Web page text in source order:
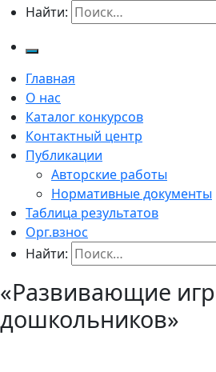
Найти:
Главная
О нас
Каталог конкурсов
Контактный центр
Публикации
Авторские работы
Нормативные документы
Таблица результатов
Орг.взнос
Найти:
«Развивающие
дошкольников»